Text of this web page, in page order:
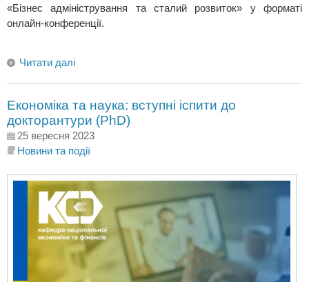
«Бізнес адміністрування та сталий розвиток» у форматі
онлайн-конференції.
Читати далі
Економіка та наука: вступні іспити до
докторантури (PhD)
25 вересня 2023
Новини та події